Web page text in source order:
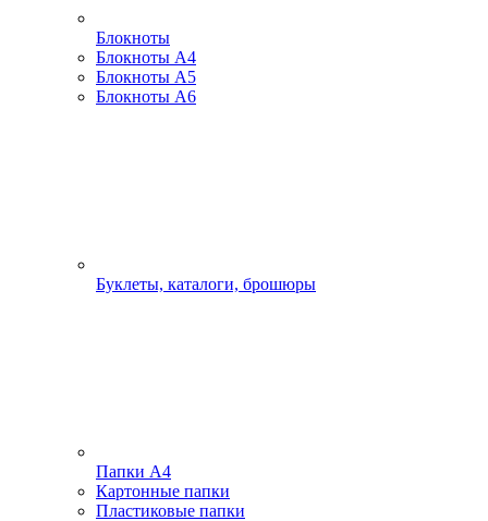
Блокноты
Блокноты А4
Блокноты А5
Блокноты А6
Буклеты, каталоги, брошюры
Папки А4
Картонные папки
Пластиковые папки